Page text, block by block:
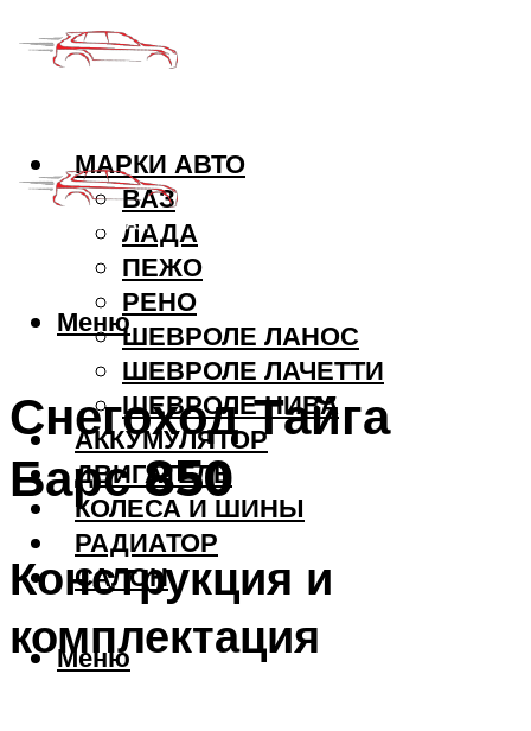
МАРКИ АВТО
ВАЗ
ЛАДА
ПЕЖО
РЕНО
ШЕВРОЛЕ ЛАНОС
ШЕВРОЛЕ ЛАЧЕТТИ
ШЕВРОЛЕ НИВА
АККУМУЛЯТОР
ДВИГАТЕЛЬ
КОЛЕСА И ШИНЫ
РАДИАТОР
САЛОН
Меню
Меню
Снегоход Тайга
Барс 850
Конструкция и
комплектация